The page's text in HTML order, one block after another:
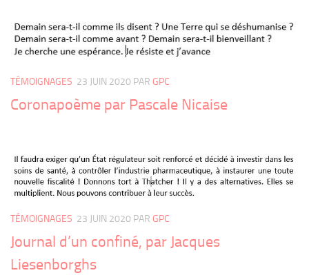
TÉMOIGNAGES 23 JUIN 2020 PAR GPC
Coronapoème par Pascale Nicaise
TÉMOIGNAGES 23 JUIN 2020 PAR GPC
Journal d’un confiné, par Jacques
Liesenborghs